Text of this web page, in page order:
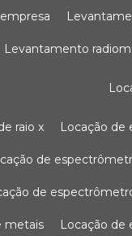
levantamento
raio x locação
de
de
metais locação